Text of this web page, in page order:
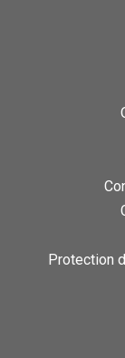
Protection